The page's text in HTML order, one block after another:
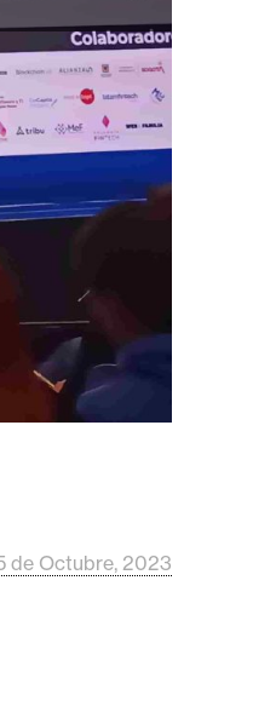
de Octubre, 2023